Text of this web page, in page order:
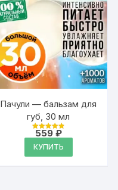
Пачули — бальзам для
губ, 30 мл
Оценка
из 5
559 ₽
КУПИТЬ